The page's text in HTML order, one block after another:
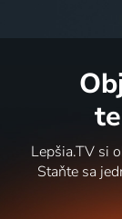
Lepšia.TV si
Staňte sa